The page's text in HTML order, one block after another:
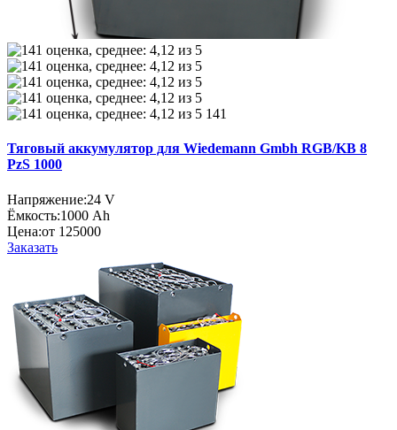
141
Тяговый аккумулятор для Wiedemann Gmbh RGB/KB 8
PzS 1000
Напряжение:24 V
Ёмкость:1000 Ah
Цена:от 125000
Заказать